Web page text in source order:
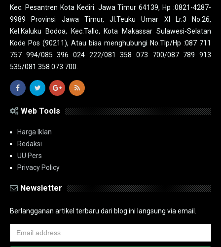
Kec. Pesantren Kota Kediri. Jawa Timur 64139, Hp :0821-4287-
9989 Provinsi Jawa Timur, Jl.Teuku Umar XI Lr.3 No.26,
Kel.Kaluku Bodoa, Kec.Tallo, Kota Makassar Sulawesi-Selatan
Kode Pos (90211), Atau bisa menghubungi No.Tlp/Hp :087 711
757 994/085 396 024 222/081 358 073 700/087 789 913
535/081 358 073 700.
Web Tools
Harga Iklan
Redaksi
UU Pers
Privacy Policy
Newsletter
Berlangganan artikel terbaru dari blog ini langsung via email.